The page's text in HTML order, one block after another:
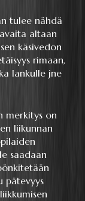
tulee nähdä
altaan
käsivedon
rimaan,
lankulle jne
merkitys on
liikunnan
saadaan
pätevyys